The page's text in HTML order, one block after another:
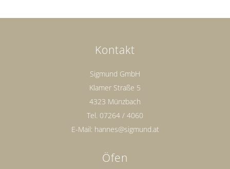
Kontakt
Sigmund GmbH
Klamer Straße 5
4323 Münzbach
Tel. 07264 / 4060
E-Mail: hannes@sigmund.at
Öfen